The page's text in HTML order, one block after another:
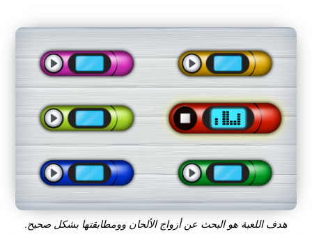
هدف اللعبة هو البحث عن أزواج الألحان وومطابقتها بشكل صحيح.